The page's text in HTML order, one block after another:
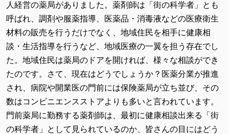
人経営の薬局がありました。薬剤師は「街の科学者」とも
呼ばれ、調剤や服薬指導、医薬品・消毒液などの医療衛生
材料の販売を行うだけでなく、地域住民を相手に健康相
談・生活指導を行うなど、地域医療の一翼を担う存在でし
た。地域住民は薬局のドアを開ければ、様々な相談ができ
たのです。さて、現在はどうでしょうか？医薬分業が推進
され、病院や開業医の門前には保険薬局が立ち並び、その
数はコンビニエンスストアよりも多いと言われています。
門前薬局に勤務する薬剤師は、最初に健康相談出来る「街
の科学者」として見られているのか、皆さんの目にはどう